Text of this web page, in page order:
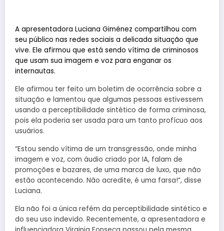
A apresentadora Luciana Giménez compartilhou com
seu público nas redes sociais a delicada situação que
vive. Ele afirmou que está sendo vítima de criminosos
que usam sua imagem e voz para enganar os
internautas.
Ele afirmou ter feito um boletim de ocorrência sobre a
situação e lamentou que algumas pessoas estivessem
usando a perceptibilidade sintético de forma criminosa,
pois ela poderia ser usada para um tanto profícuo aos
usuários.
“Estou sendo vítima de um transgressão, onde minha
imagem e voz, com áudio criado por IA, falam de
promoções e bazares, de uma marca de luxo, que não
estão acontecendo. Não acredite, é uma farsa!”, disse
Luciana.
Ela não foi a única refém da perceptibilidade sintético e
do seu uso indevido. Recentemente, a apresentadora e